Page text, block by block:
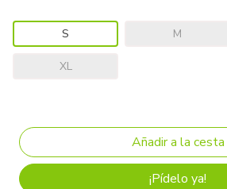
S M
XL
¡Pídelo ya!